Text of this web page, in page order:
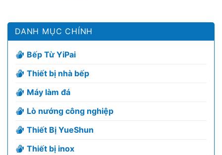
DANH MỤC CHÍNH
Bếp Từ YiPai
Thiết bị nhà bếp
Máy làm đá
Lò nướng công nghiệp
Thiết Bị YueShun
Thiết bị inox